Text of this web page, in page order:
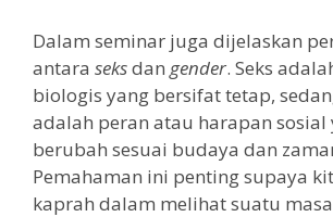
Dalam seminar juga dijelaskan
antara seksdan gender. Seks
biologis yang bersifat tetap,
adalah peran atau harapan sosial
berubah sesuai budaya dan
Pemahaman ini penting supaya
kaprah dalam melihat suatu